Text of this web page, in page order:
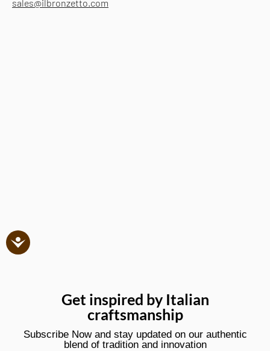
sales@ilbronzetto.com
Get inspired by Italian
craftsmanship
Subscribe Now and stay updated on our authentic
blend of tradition and innovation